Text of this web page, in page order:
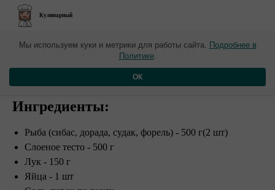
Кулинарный
​Рыба, запеченная в
слоеном тесте
Ингредиенты:
Рыба (сибас, дорада, судак, форель) - 500 г(2 шт)
Слоеное тесто - 500 г
Лук - 150 г
Яйца - 1 шт
Мы используем куки и метрики для работы сайта. Подробнее в
Политике.
ОК